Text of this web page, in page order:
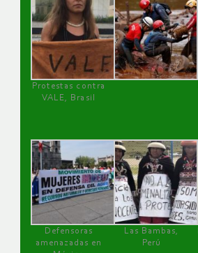
Protestas contra
VALE, Brasil
Defensoras
amenazadas en
Las Bambas,
Perú